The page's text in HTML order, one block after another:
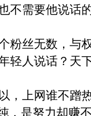
不需要他说话
粉丝无数，与
轻人说话？天
，上网谁不蹭
，是努力却赚